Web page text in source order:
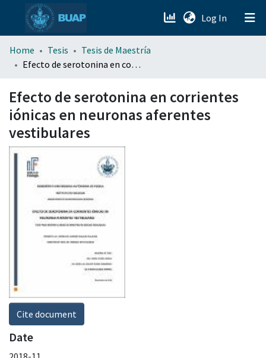
Log In (current)
menu.section.about_menu
Home Tesis
Tesis de Maestría
Efecto de serotonina en corrientes iónicas en neuronas aferentes vestibulares
Efecto de serotonina en corrientes
iónicas en neuronas aferentes
vestibulares
Cite document
Date